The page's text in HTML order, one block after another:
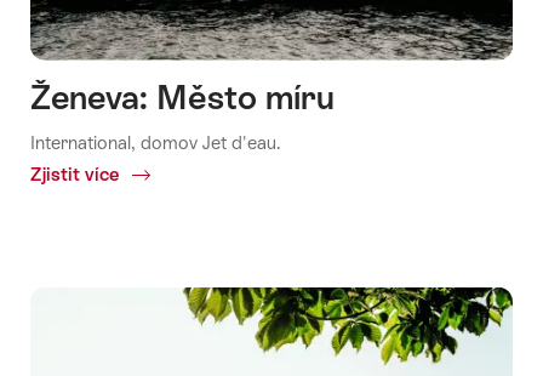
Ženeva: Město míru
International, domov Jet d'eau.
Zjistit více
Common.Of